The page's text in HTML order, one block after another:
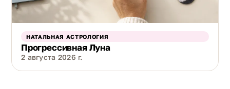
НАТАЛЬНАЯ АСТРОЛОГИЯ
Прогрессивная Луна
2 августа 2026 г.